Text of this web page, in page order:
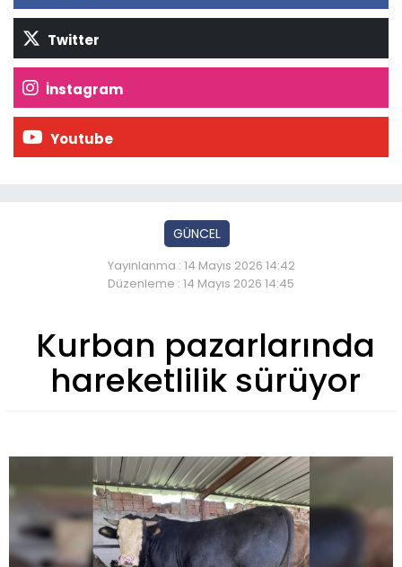
Twitter
İnstagram
Youtube
GÜNCEL
Yayınlanma : 14 Mayıs 2026 14:42
Düzenleme : 14 Mayıs 2026 14:45
Kurban pazarlarında
hareketlilik sürüyor